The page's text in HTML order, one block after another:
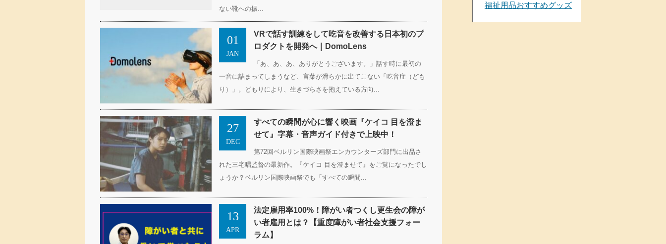
ない靴への振...
JAN
01
VRで話す訓練をして吃音を改善する日本初のプ
ロダクトを開発へ｜DomoLens
「あ、あ、あ、ありがとうございます。」話す時に最初の
一音に詰まってしまうなど、言葉が滑らかに出てこない「吃音症（ども
り）」。どもりにより、生きづらさを抱えている方向...
DEC
27
すべての瞬間が心に響く映画『ケイコ 目を澄ま
せて』字幕・音声ガイド付きで上映中！
第72回ベルリン国際映画祭エンカウンターズ部門に出品さ
れた三宅唱監督の最新作。『ケイコ 目を澄ませて』をご覧になったでし
ょうか？ベルリン国際映画祭でも「すべての瞬間...
APR
13
法定雇用率100%！障がい者つくし更生会の障が
い者雇用とは？【重度障がい者社会支援フォー
ラム】
福祉用品おすすめグッズ